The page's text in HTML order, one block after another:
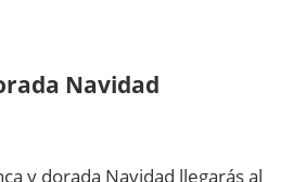
Navidad
y dorada Navidad llegarás al